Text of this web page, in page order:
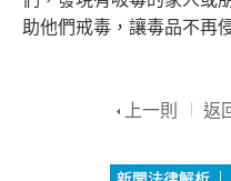
助他們戒毒，讓毒品不再
上一則 返